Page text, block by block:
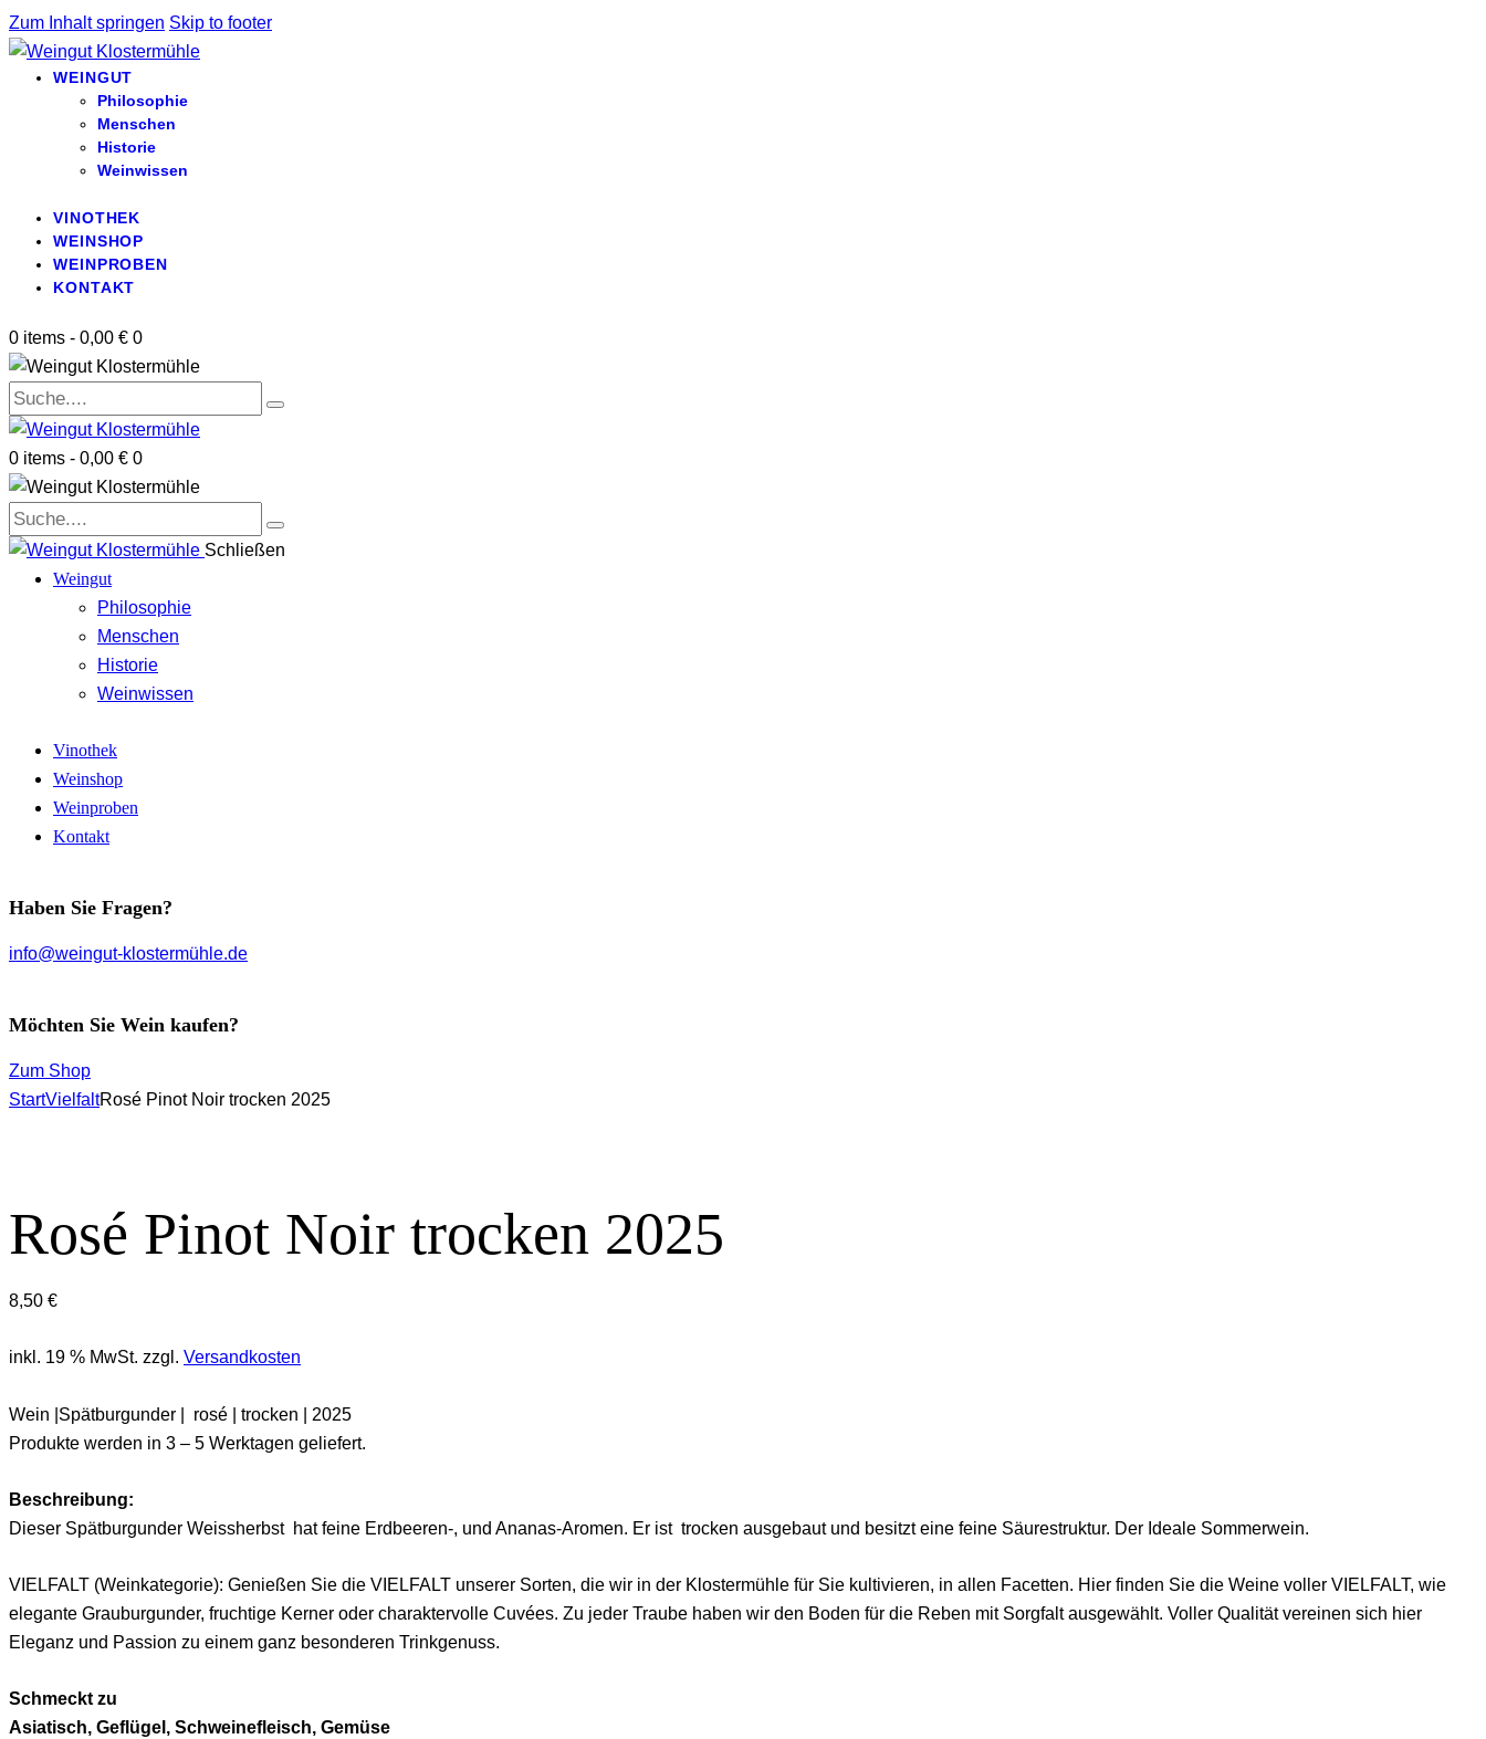
Zum Inhalt springen Skip to footer
WEINGUT
Philosophie
Menschen
Historie
Weinwissen
VINOTHEK
WEINSHOP
WEINPROBEN
KONTAKT
0 items - 0,00 € 0
0 items - 0,00 € 0
Schließen
Weingut
Philosophie
Menschen
Historie
Weinwissen
Vinothek
Weinshop
Weinproben
Kontakt
Haben Sie Fragen?
info@weingut-klostermühle.de
Möchten Sie Wein kaufen?
Zum Shop
StartVielfaltRosé Pinot Noir trocken 2025
Rosé Pinot Noir trocken 2025
8,50 €
inkl. 19 % MwSt. zzgl. Versandkosten
Wein |Spätburgunder | rosé | trocken | 2025
Produkte werden in 3 – 5 Werktagen geliefert.
Beschreibung:
Dieser Spätburgunder Weissherbst hat feine Erdbeeren-, und Ananas-Aromen. Er ist trocken ausgebaut und besitzt eine feine Säurestruktur. Der Ideale Sommerwein.
VIELFALT (Weinkategorie): Genießen Sie die VIELFALT unserer Sorten, die wir in der Klostermühle für Sie kultivieren, in allen Facetten. Hier finden Sie die Weine voller VIELFALT, wie
elegante Grauburgunder, fruchtige Kerner oder charaktervolle Cuvées. Zu jeder Traube haben wir den Boden für die Reben mit Sorgfalt ausgewählt. Voller Qualität vereinen sich hier
Eleganz und Passion zu einem ganz besonderen Trinkgenuss.
Schmeckt zu
Asiatisch, Geflügel, Schweinefleisch, Gemüse